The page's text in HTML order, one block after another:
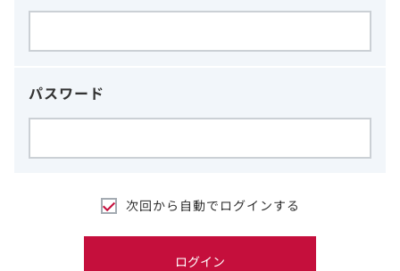
パスワード
次回から自動でログインする
ログイン